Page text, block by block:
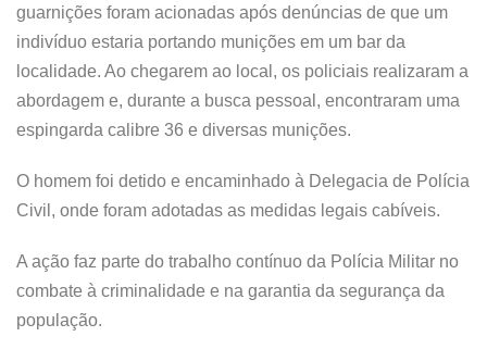
guarnições foram acionadas após denúncias de que um
indivíduo estaria portando munições em um bar da
localidade. Ao chegarem ao local, os policiais realizaram a
abordagem e, durante a busca pessoal, encontraram uma
espingarda calibre 36 e diversas munições.
O homem foi detido e encaminhado à Delegacia de Polícia
Civil, onde foram adotadas as medidas legais cabíveis.
A ação faz parte do trabalho contínuo da Polícia Militar no
combate à criminalidade e na garantia da segurança da
população.